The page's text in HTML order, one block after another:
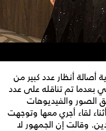
أصالة أنظار عدد كبير من
بعدما تم تناقله على عدد
الصور والفيديوهات
لقاء أجري معها وتوجهت
وقالت إن الجمهور لا